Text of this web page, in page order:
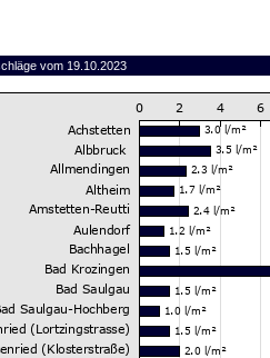
vom 19.10.2023